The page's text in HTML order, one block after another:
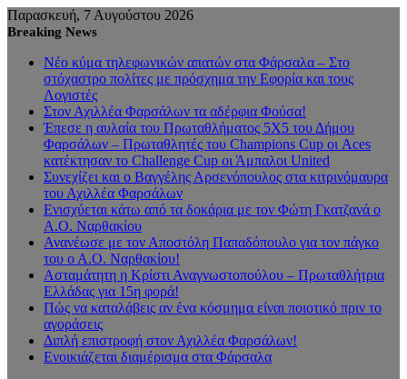
Παρασκευή, 7 Αυγούστου 2026
Breaking News
Νέο κύμα τηλεφωνικών απατών στα Φάρσαλα – Στο
στόχαστρο πολίτες με πρόσχημα την Εφορία και τους
Λογιστές
Στον Αχιλλέα Φαρσάλων τα αδέρφια Φούσα!
Έπεσε η αυλαία του Πρωταθλήματος 5Χ5 του Δήμου
Φαρσάλων – Πρωταθλητές του Champions Cup οι Aces
κατέκτησαν το Challenge Cup οι Άμπαλοι United
Συνεχίζει και ο Βαγγέλης Αρσενόπουλος στα κιτρινόμαυρα
του Αχιλλέα Φαρσάλων
Ενισχύεται κάτω από τα δοκάρια με τον Φώτη Γκατζανά ο
Α.Ο. Ναρθακίου
Ανανέωσε με τον Αποστόλη Παπαδόπουλο για τον πάγκο
του ο Α.Ο. Ναρθακίου!
Ασταμάτητη η Κρίστι Αναγνωστοπούλου – Πρωταθλήτρια
Ελλάδας για 15η φορά!
Πώς να καταλάβεις αν ένα κόσμημα είναι ποιοτικό πριν το
αγοράσεις
Διπλή επιστροφή στον Αχιλλέα Φαρσάλων!
Ενοικιάζεται διαμέρισμα στα Φάρσαλα